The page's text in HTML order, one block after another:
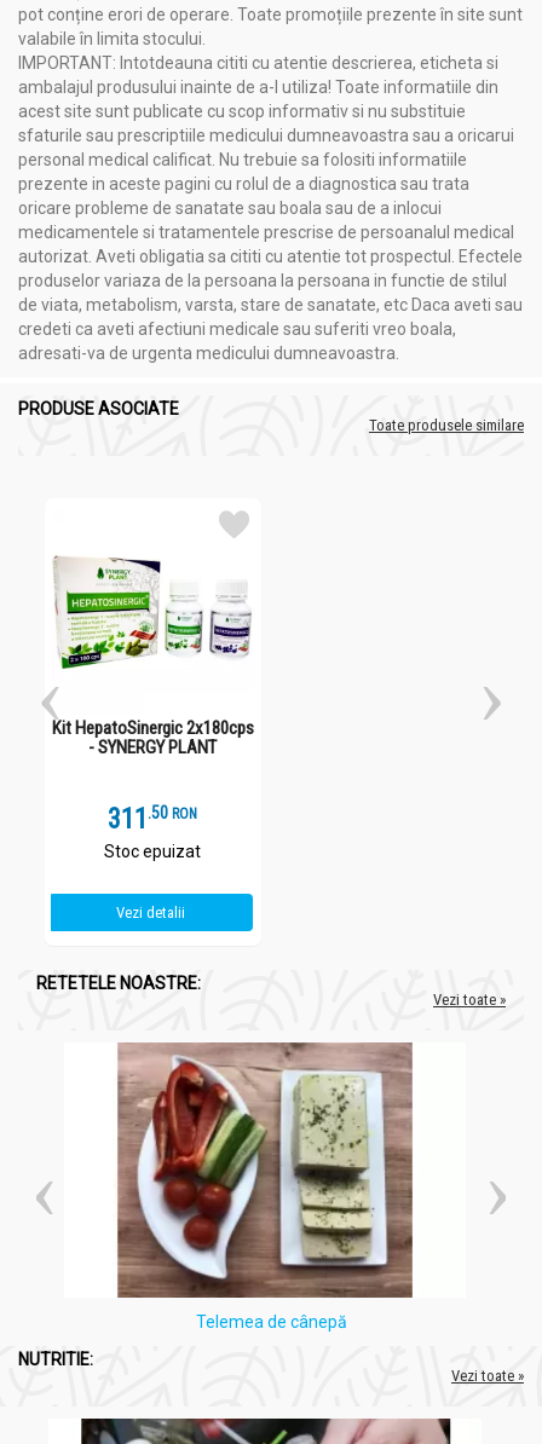
pot conține erori de operare. Toate promoțiile prezente în site sunt
valabile în limita stocului.
IMPORTANT: Intotdeauna cititi cu atentie descrierea, eticheta si
ambalajul produsului inainte de a-l utiliza! Toate informatiile din
acest site sunt publicate cu scop informativ si nu substituie
sfaturile sau prescriptiile medicului dumneavoastra sau a oricarui
personal medical calificat. Nu trebuie sa folositi informatiile
prezente in aceste pagini cu rolul de a diagnostica sau trata
oricare probleme de sanatate sau boala sau de a inlocui
medicamentele si tratamentele prescrise de persoanalul medical
autorizat. Aveti obligatia sa cititi cu atentie tot prospectul. Efectele
produselor variaza de la persoana la persoana in functie de stilul
de viata, metabolism, varsta, stare de sanatate, etc Daca aveti sau
credeti ca aveti afectiuni medicale sau suferiti vreo boala,
adresati-va de urgenta medicului dumneavoastra.
PRODUSE ASOCIATE
Toate produsele similare
Kit HepatoSinergic 2x180cps
- SYNERGY PLANT
311 .5 RON
Stoc epuizat
Vezi detalii
RETETELE NOASTRE:
Vezi toate »
Telemea de cânepă
NUTRITIE:
Vezi toate »